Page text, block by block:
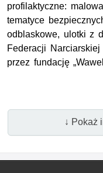
profilaktyczne:
tematyce
odblaskowe, ulotki z
Federacji
przez fundację
↓ Pokaż